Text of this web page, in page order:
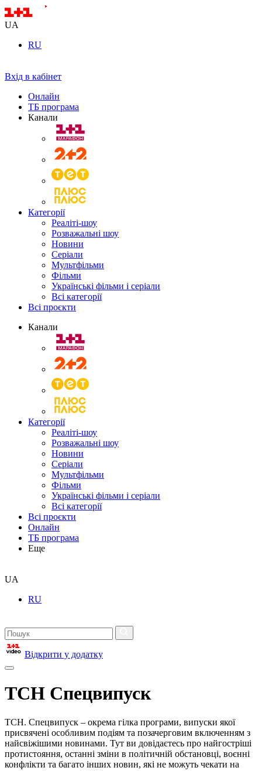
UA
RU
Вхід в кабінет
Онлайн
ТБ програма
Канали
Категорії
Реаліті-шоу
Розважальні шоу
Новини
Серіали
Мультфільми
Фільми
Українські фільми і серіали
Всі категорії
Всі проєкти
Канали
Категорії
Реаліті-шоу
Розважальні шоу
Новини
Серіали
Мультфільми
Фільми
Українські фільми і серіали
Всі категорії
Всі проєкти
Онлайн
ТБ програма
Еще
UA
RU
Відкрити у додатку
ТСН Спецвипуск
ТСН. Спецвипуск – окрема гілка програми, випуски якої
присвячені особливим подіям та позачерговим включенням з
найсвіжішими новинами. Тут ви довідаєтесь про найгостріші
протистояння, останні зміни в політичній обстановці, воєнні
конфлікти та багато інших новин, які не можуть чекати на